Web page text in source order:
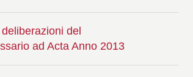
del
ad Acta Anno 2013